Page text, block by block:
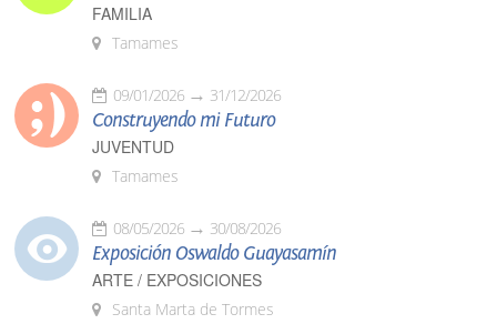
FAMILIA
Tamames
09/01/2026 31/12/2026
Construyendo mi Futuro
JUVENTUD
Tamames
08/05/2026 30/08/2026
Exposición Oswaldo Guayasamín
ARTE / EXPOSICIONES
Santa Marta de Tormes